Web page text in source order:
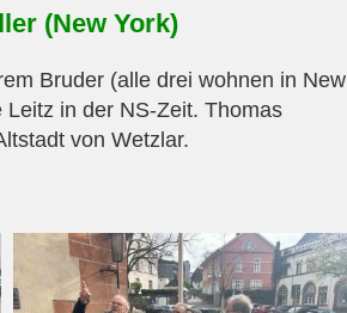
(New York)
Bruder (alle drei wohnen in New
in der NS-Zeit. Thomas
von Wetzlar.